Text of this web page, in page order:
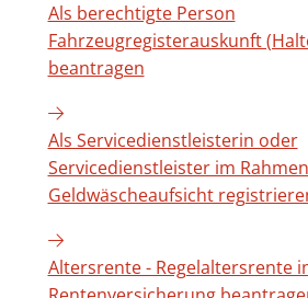
Als berechtigte Person
Fahrzeugregisterauskunft
beantragen
Als Servicedienstleisterin oder
Servicedienstleister im
Geldwäscheaufsicht
Altersrente - Regelaltersrente